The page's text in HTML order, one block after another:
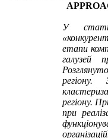
У
етапи
галузей
регіону.
регіону.
при